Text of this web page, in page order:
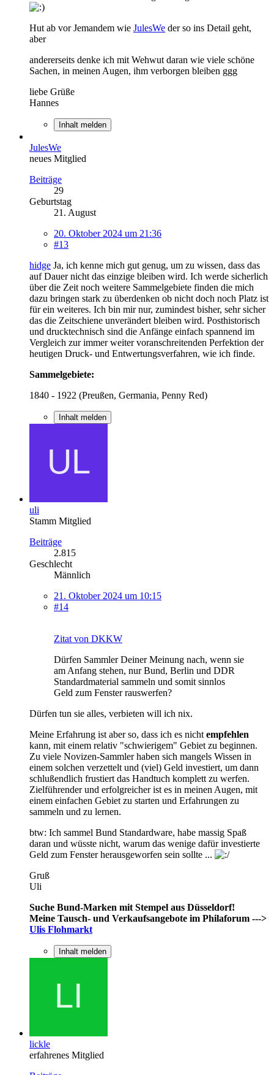
Hut ab vor Jemandem wie JulesWe der so ins Detail geht,
aber
andererseits denke ich mit Wehwut daran wie viele schöne
Sachen, in meinen Augen, ihm verborgen bleiben ggg
liebe Grüße
Hannes
Inhalt melden
JulesWe
neues Mitglied
Beiträge
29
Geburtstag
21. August
20. Oktober 2024 um 21:36
#13
hidge Ja, ich kenne mich gut genug, um zu wissen, dass das
auf Dauer nicht das einzige bleiben wird. Ich werde sicherlich
über die Zeit noch weitere Sammelgebiete finden die mich
dazu bringen stark zu überdenken ob nicht doch noch Platz ist
für ein weiteres. Ich bin mir nur, zumindest bisher, sehr sicher
das die Zeitschiene unverändert bleiben wird. Posthistorisch
und drucktechnisch sind die Anfänge einfach spannend im
Vergleich zur immer weiter voranschreitenden Perfektion der
heutigen Druck- und Entwertungsverfahren, wie ich finde.
Sammelgebiete:
1840 - 1922 (Preußen, Germania, Penny Red)
Inhalt melden
uli
Stamm Mitglied
Beiträge
2.815
Geschlecht
Männlich
21. Oktober 2024 um 10:15
#14
Zitat von DKKW
Dürfen Sammler Deiner Meinung nach, wenn sie
am Anfang stehen, nur Bund, Berlin und DDR
Standardmaterial sammeln und somit sinnlos
Geld zum Fenster rauswerfen?
Dürfen tun sie alles, verbieten will ich nix.
Meine Erfahrung ist aber so, dass ich es nicht empfehlen
kann, mit einem relativ "schwierigem" Gebiet zu beginnen.
Zu viele Novizen-Sammler haben sich mangels Wissen in
einem solchen verzettelt und (viel) Geld investiert, um dann
schlußendlich frustiert das Handtuch komplett zu werfen.
Zielführender und erfolgreicher ist es in meinen Augen, mit
einem einfachen Gebiet zu starten und Erfahrungen zu
sammeln und zu lernen.
btw: Ich sammel Bund Standardware, habe massig Spaß
daran und wüsste nicht, warum das wenige dafür investierte
Geld zum Fenster herausgeworfen sein sollte ...
Gruß
Uli
Suche Bund-Marken mit Stempel aus Düsseldorf!
Meine Tausch- und Verkaufsangebote im Philaforum --->
Ulis Flohmarkt
Inhalt melden
lickle
erfahrenes Mitglied